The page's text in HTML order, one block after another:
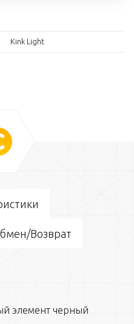
Kink Light
Возврат
элемент черный